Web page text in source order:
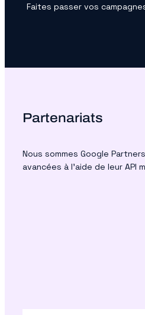
Faites passer vos
Partenariats
Nous sommes Google
avancées à l’aide de leur